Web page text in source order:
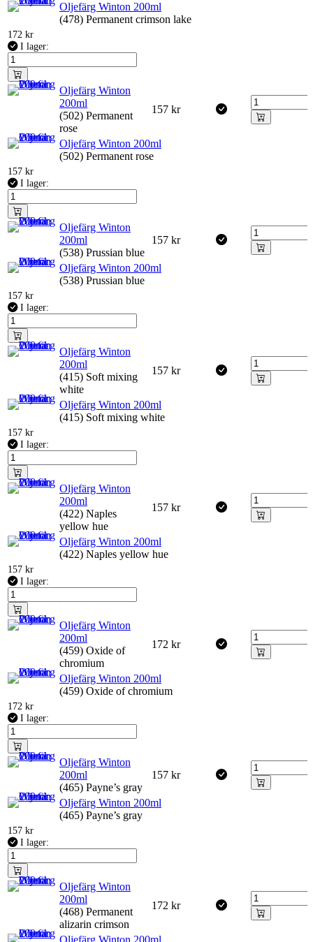
Oljefärg Winton 200ml
(478) Permanent crimson lake
172 kr
I lager:
Oljefärg Winton
200ml
(502) Permanent
rose
157 kr
Oljefärg Winton 200ml
(502) Permanent rose
157 kr
I lager:
Oljefärg Winton
200ml
(538) Prussian blue
157 kr
Oljefärg Winton 200ml
(538) Prussian blue
157 kr
I lager:
Oljefärg Winton
200ml
(415) Soft mixing
white
157 kr
Oljefärg Winton 200ml
(415) Soft mixing white
157 kr
I lager:
Oljefärg Winton
200ml
(422) Naples
yellow hue
157 kr
Oljefärg Winton 200ml
(422) Naples yellow hue
157 kr
I lager:
Oljefärg Winton
200ml
(459) Oxide of
chromium
172 kr
Oljefärg Winton 200ml
(459) Oxide of chromium
172 kr
I lager:
Oljefärg Winton
200ml
(465) Payne’s gray
157 kr
Oljefärg Winton 200ml
(465) Payne’s gray
157 kr
I lager:
Oljefärg Winton
200ml
(468) Permanent
alizarin crimson
172 kr